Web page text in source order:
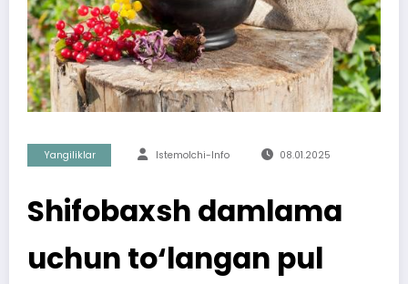
Yangiliklar Istemolchi-Info 08.01.2025
Shifobaxsh damlama
uchun to‘langan pul